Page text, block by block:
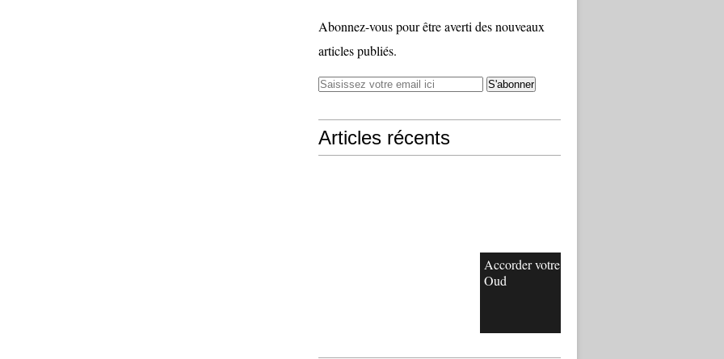
Abonnez-vous pour être averti des nouveaux
articles publiés.
Articles récents
Accorder votre
Oud